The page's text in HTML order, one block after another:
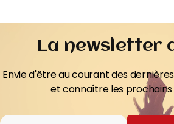
La newsletter
Envie d'être au courant des
et connaître les prochains